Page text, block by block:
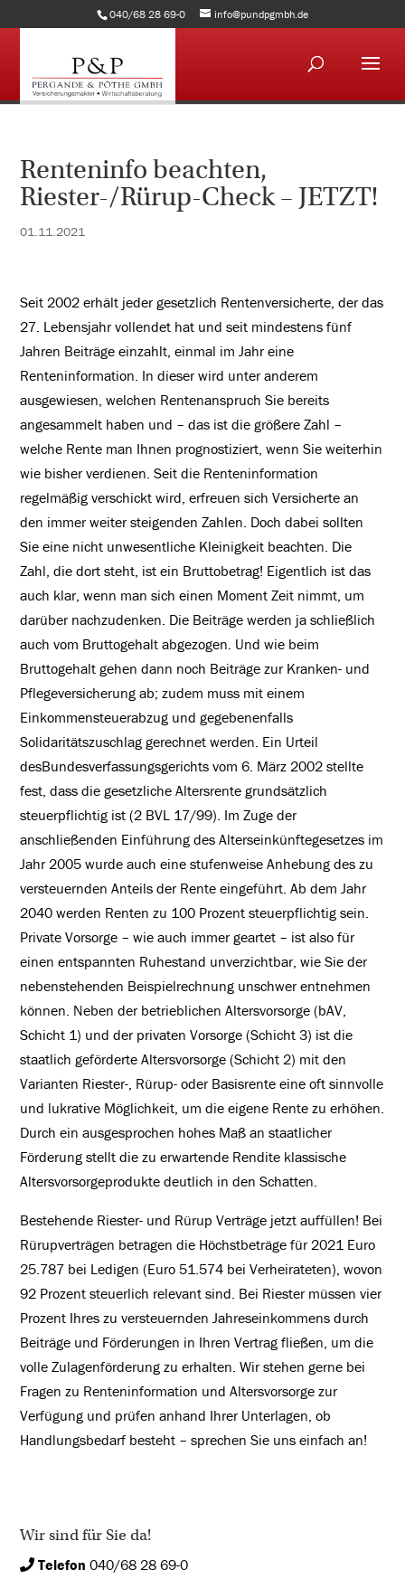
040/68 28 69-0 info@pundpgmbh.de
Renteninfo beachten,
Riester-/Rürup-Check – JETZT!
01.11.2021
Seit 2002 erhält jeder gesetzlich Rentenversicherte, der das
27. Lebensjahr vollendet hat und seit mindestens fünf
Jahren Beiträge einzahlt, einmal im Jahr eine
Renteninformation. In dieser wird unter anderem
ausgewiesen, welchen Rentenanspruch Sie bereits
angesammelt haben und – das ist die größere Zahl –
welche Rente man Ihnen prognostiziert, wenn Sie weiterhin
wie bisher verdienen. Seit die Renteninformation
regelmäßig verschickt wird, erfreuen sich Versicherte an
den immer weiter steigenden Zahlen. Doch dabei sollten
Sie eine nicht unwesentliche Kleinigkeit beachten. Die
Zahl, die dort steht, ist ein Bruttobetrag! Eigentlich ist das
auch klar, wenn man sich einen Moment Zeit nimmt, um
darüber nachzudenken. Die Beiträge werden ja schließlich
auch vom Bruttogehalt abgezogen. Und wie beim
Bruttogehalt gehen dann noch Beiträge zur Kranken- und
Pflegeversicherung ab; zudem muss mit einem
Einkommensteuerabzug und gegebenenfalls
Solidaritätszuschlag gerechnet werden. Ein Urteil
desBundesverfassungsgerichts vom 6. März 2002 stellte
fest, dass die gesetzliche Altersrente grundsätzlich
steuerpflichtig ist (2 BVL 17/99). Im Zuge der
anschließenden Einführung des Alterseinkünftegesetzes im
Jahr 2005 wurde auch eine stufenweise Anhebung des zu
versteuernden Anteils der Rente eingeführt. Ab dem Jahr
2040 werden Renten zu 100 Prozent steuerpflichtig sein.
Private Vorsorge – wie auch immer geartet – ist also für
einen entspannten Ruhestand unverzichtbar, wie Sie der
nebenstehenden Beispielrechnung unschwer entnehmen
können. Neben der betrieblichen Altersvorsorge (bAV,
Schicht 1) und der privaten Vorsorge (Schicht 3) ist die
staatlich geförderte Altersvorsorge (Schicht 2) mit den
Varianten Riester-, Rürup- oder Basisrente eine oft sinnvolle
und lukrative Möglichkeit, um die eigene Rente zu erhöhen.
Durch ein ausgesprochen hohes Maß an staatlicher
Förderung stellt die zu erwartende Rendite klassische
Altersvorsorgeprodukte deutlich in den Schatten.
Bestehende Riester- und Rürup Verträge jetzt auffüllen! Bei
Rürupverträgen betragen die Höchstbeträge für 2021 Euro
25.787 bei Ledigen (Euro 51.574 bei Verheirateten), wovon
92 Prozent steuerlich relevant sind. Bei Riester müssen vier
Prozent Ihres zu versteuernden Jahreseinkommens durch
Beiträge und Förderungen in Ihren Vertrag fließen, um die
volle Zulagenförderung zu erhalten. Wir stehen gerne bei
Fragen zu Renteninformation und Altersvorsorge zur
Verfügung und prüfen anhand Ihrer Unterlagen, ob
Handlungsbedarf besteht – sprechen Sie uns einfach an!
Wir sind für Sie da!
Telefon 040/68 28 69-0